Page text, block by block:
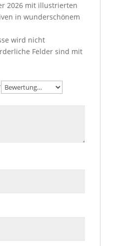
2026 mit illustrierten
in wunderschönem
wird nicht
Felder sind mit